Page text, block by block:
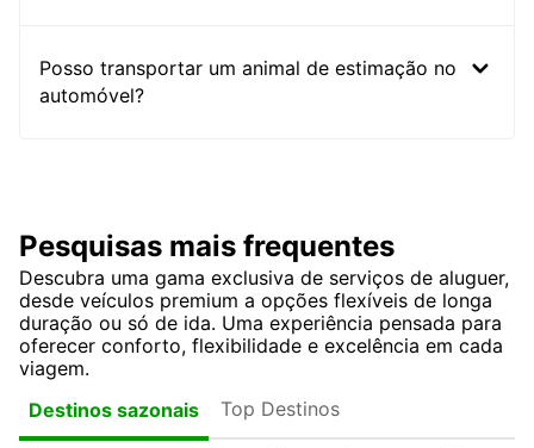
Posso transportar um animal de estimação no
automóvel?
Pesquisas mais frequentes
Descubra uma gama exclusiva de serviços de aluguer,
desde veículos premium a opções flexíveis de longa
duração ou só de ida. Uma experiência pensada para
oferecer conforto, flexibilidade e excelência em cada
viagem.
Destinos sazonais
Top Destinos